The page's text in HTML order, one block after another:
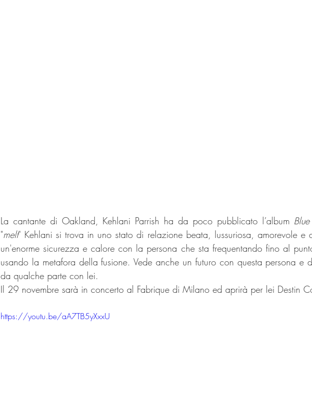
La cantante di Oakland, Kehlani Parrish ha da poco pubblicato l’album
"melt" Kehlani si trova in uno stato di relazione beata, lussuriosa, amorevole e
un'enorme sicurezza e calore con la persona che sta frequentando fino al
usando la metafora della fusione. Vede anche un futuro con questa persona e
da qualche parte con lei.
Il 29 novembre sarà in concerto al Fabrique di Milano ed aprirà per lei Destin
https://youtu.be/aA7TB5yXxxU